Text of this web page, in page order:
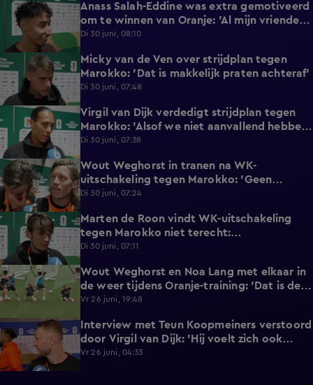
3:02
Anass Salah-Eddine was extra gemotiveerd
om te winnen van Oranje: 'Al mijn vrienden
zijn Nederlands!'
Di 30 juni, 08:10
1:44
Micky van de Ven over strijdplan tegen
Marokko: 'Dat is makkelijk praten achteraf'
Di 30 juni, 07:48
Virgil van Dijk verdedigt strijdplan tegen
Marokko: 'Alsof we niet aanvallend hebben
gedacht?'
Di 30 juni, 07:38
3:49
Wout Weghorst in tranen na WK-
uitschakeling tegen Marokko: 'Geen
moment rekening mee gehouden'
Di 30 juni, 07:24
3:26
Marten de Roon vindt WK-uitschakeling
tegen Marokko niet terecht:
'Gelijkwaardige pot'
Di 30 juni, 07:11
2:58
Wout Weghorst en Noa Lang met elkaar in
de weer tijdens Oranje-training: 'Dat is de
tweede keer!'
Vr 26 juni, 19:48
2:43
Interview met Teun Koopmeiners verstoord
door Virgil van Dijk: 'Hij voelt zich ook
lekker!'
Vr 26 juni, 04:33